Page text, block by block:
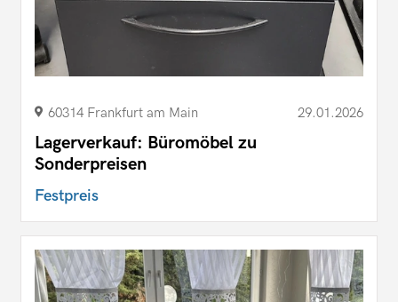
60314 Frankfurt am Main 29.01.2026
Lagerverkauf: Büromöbel zu
Sonderpreisen
Festpreis